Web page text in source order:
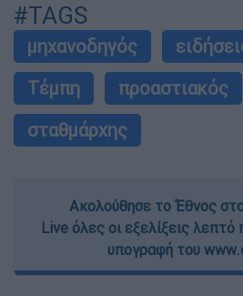
#TAGS
μηχανοδηγός
Τέμπη
προαστιακός
σταθμάρχης
Ακολούθησε το Έθνος
Live όλες οι εξελίξεις
υπογραφή του